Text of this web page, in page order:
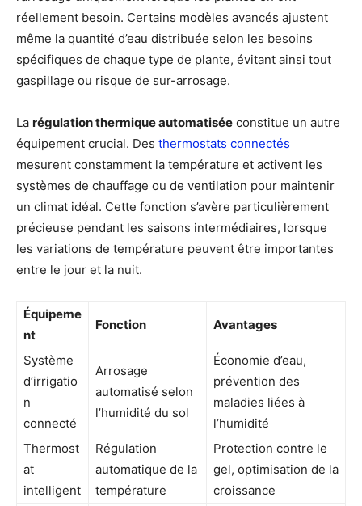
réellement besoin. Certains modèles avancés ajustent
même la quantité d’eau distribuée selon les besoins
spécifiques de chaque type de plante, évitant ainsi tout
gaspillage ou risque de sur-arrosage.
La régulation thermique automatisée constitue un autre
équipement crucial. Des thermostats connectés
mesurent constamment la température et activent les
systèmes de chauffage ou de ventilation pour maintenir
un climat idéal. Cette fonction s’avère particulièrement
précieuse pendant les saisons intermédiaires, lorsque
les variations de température peuvent être importantes
entre le jour et la nuit.
Équipeme
nt
Fonction Avantages
Système
d’irrigatio
n
connecté
Arrosage
automatisé selon
l’humidité du sol
Économie d’eau,
prévention des
maladies liées à
l’humidité
Thermost
at
intelligent
Régulation
automatique de la
température
Protection contre le
gel, optimisation de la
croissance